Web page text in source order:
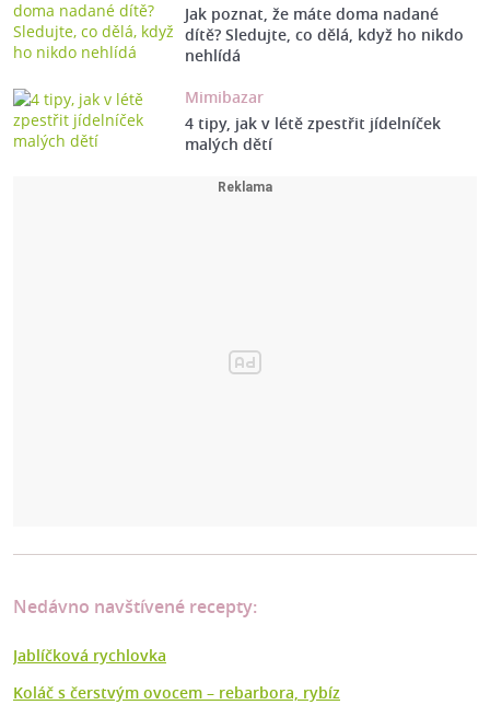
Jak poznat, že máte doma nadané
dítě? Sledujte, co dělá, když ho nikdo
nehlídá
Mimibazar
4 tipy, jak v létě zpestřit jídelníček
malých dětí
Nedávno navštívené recepty:
Jablíčková rychlovka
Koláč s čerstvým ovocem – rebarbora, rybíz